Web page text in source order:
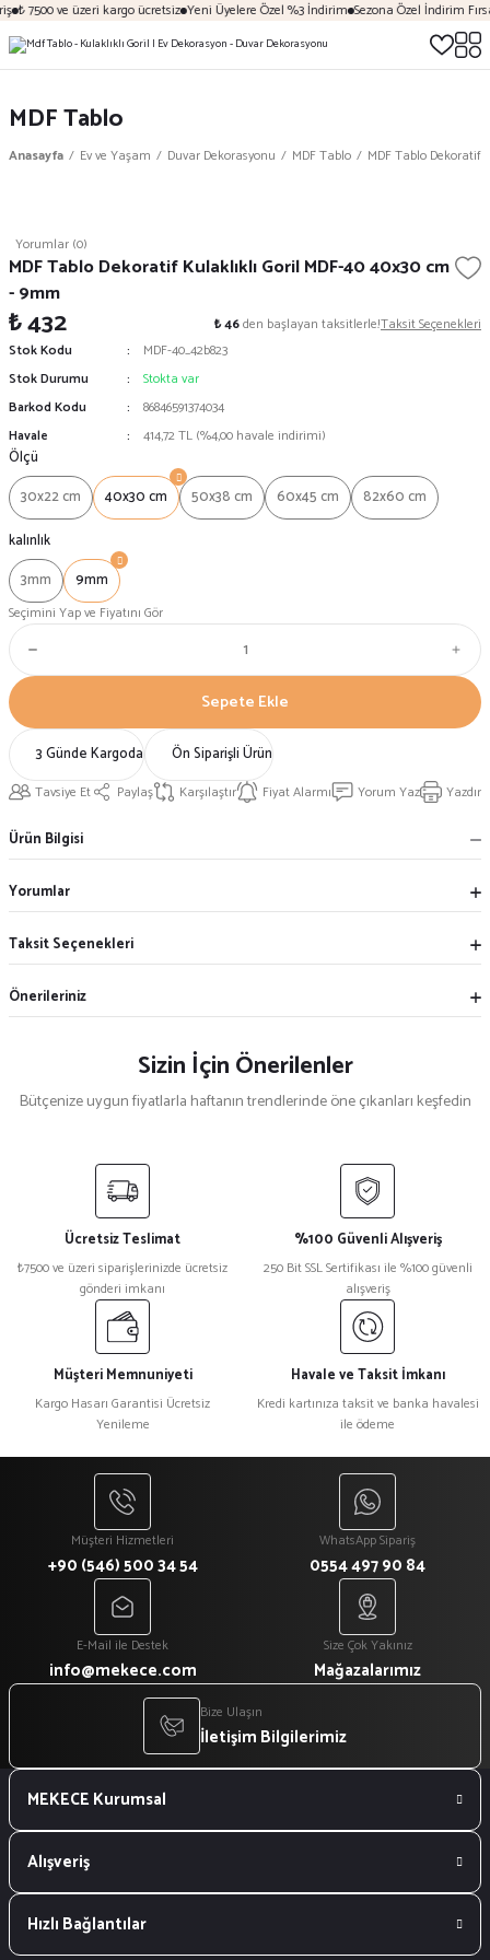
₺ 7500 ve üzeri kargo ücretsiz Yeni Üyelere Özel %3 İndirim Sezona Özel İndirim
MDF Tablo
Anasayfa Ev ve Yaşam Duvar Dekorasyonu MDF Tablo MDF Tablo Dekoratif
Yorumlar (0)
MDF Tablo Dekoratif Kulaklıklı Goril MDF-40 40x30 cm
- 9mm
₺ 432 ₺ 46den başlayan taksitlerle!Taksit Seçenekleri
Stok Kodu
MDF-40_42b823
Stok Durumu
Stokta var
Barkod Kodu
86846591374034
Havale
414,72 TL (%4,00 havale indirimi)
Ölçü
30x22 cm
40x30 cm 50x38 cm 60x45 cm
82x60 cm
kalınlık
3mm
9mm
Seçimini Yap ve Fiyatını Gör
Sepete Ekle
3 Günde Kargoda Ön Siparişli Ürün
Tavsiye Et Paylaş Karşılaştır Fiyat Alarmı Yorum Yaz Yazdır
Ürün Bilgisi
Yorumlar
Taksit Seçenekleri
Önerileriniz
Sizin İçin Önerilenler
Bütçenize uygun fiyatlarla haftanın trendlerinde öne çıkanları keşfedin
Nikah Şekeri Hediyeliği Metal Ayna Magnet Nks-01
₺ 47
%15
Kristal Plaket Ekt-165a
₺ 918
Ücretsiz Teslimat
₺7500 ve üzeri siparişlerinizde ücretsiz
gönderi imkanı
%100 Güvenli Alışveriş
250 Bit SSL Sertifikası ile %100 güvenli
alışveriş
Müşteri Memnuniyeti
Kargo Hasarı Garantisi Ücretsiz
Yenileme
Havale ve Taksit İmkanı
Kredi kartınıza taksit ve banka havalesi
ile ödeme
Müşteri Hizmetleri
+90 (546) 500 34 54
WhatsApp Sipariş
0554 497 90 84
E-Mail ile Destek
info@mekece.com
Size Çok Yakınız
Mağazalarımız
Bize Ulaşın
İletişim Bilgilerimiz
MEKECE Kurumsal
Alışveriş
Hızlı Bağlantılar